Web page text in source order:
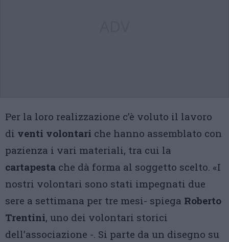
Per la loro realizzazione c’è voluto il lavoro
di venti volontari che hanno assemblato con
pazienza i vari materiali, tra cui la
cartapesta che dà forma al soggetto scelto. «I
nostri volontari sono stati impegnati due
sere a settimana per tre mesi- spiega Roberto
Trentini, uno dei volontari storici
dell’associazione -. Si parte da un disegno su